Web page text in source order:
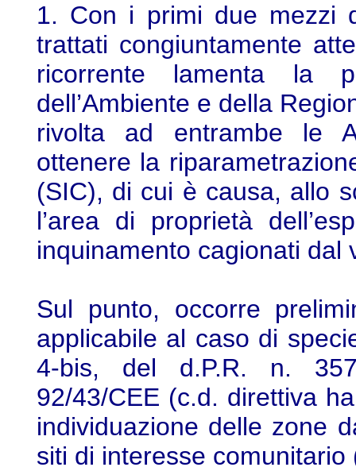
1. Con i primi due mezzi
trattati congiuntamente
ricorrente lamenta la
dell’Ambiente e della
rivolta ad entrambe le
ottenere la
(SIC), di cui è causa, allo
l’area di proprietà
inquinamento cagionati dal
Sul punto, occorre
applicabile al caso di
4-bis, del d.P.R. n.
92/43/CEE (c.d. direttiva
individuazione delle zone
siti di interesse comunitario